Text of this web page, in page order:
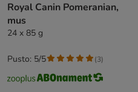
Royal Canin Pomeranian,
mus
24 x 85 g
Pusto: 5/5 (3)